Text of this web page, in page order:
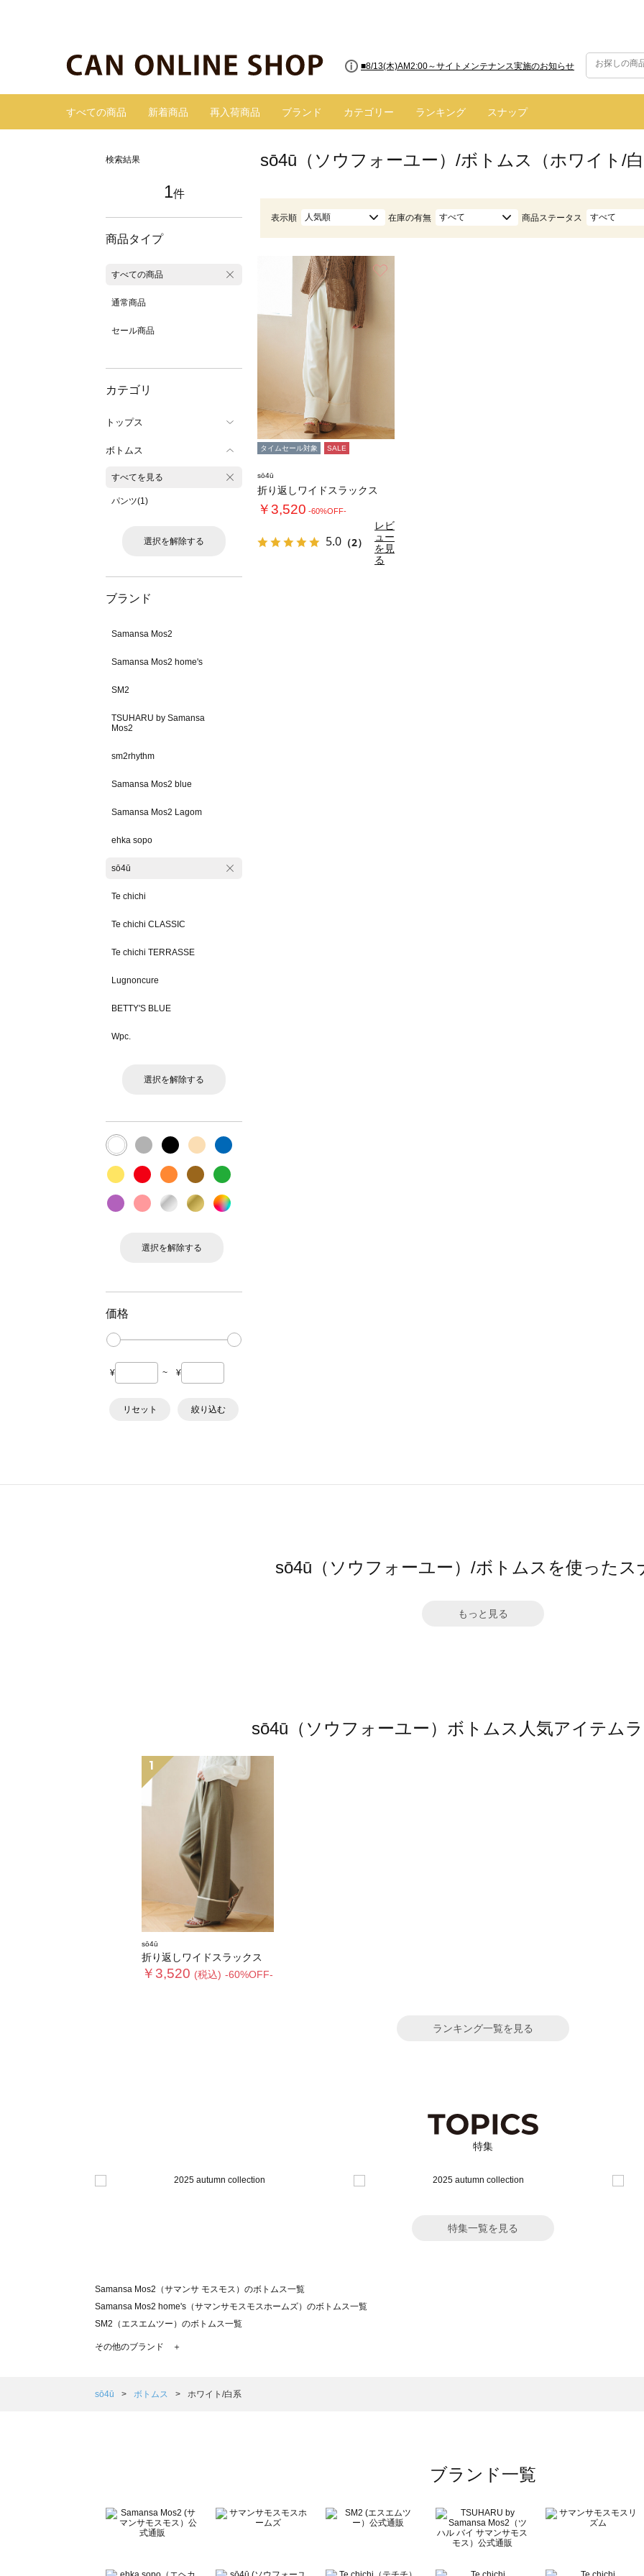
■8/13(木)AM2:00～サイトメンテナンス実施のお知らせ
すべての商品 新着商品 再入荷商品 ブランド カテゴリー ランキング スナップ
検索結果
1件
商品タイプ
すべての商品
通常商品
セール商品
カテゴリ
トップス
ボトムス
すべてを見る
パンツ(1)
選択を解除する
ブランド
Samansa Mos2
Samansa Mos2 home's
SM2
TSUHARU by Samansa
Mos2
sm2rhythm
Samansa Mos2 blue
Samansa Mos2 Lagom
ehka sopo
sō4ū
Te chichi
Te chichi CLASSIC
Te chichi TERRASSE
Lugnoncure
BETTY'S BLUE
Wpc.
選択を解除する
選択を解除する
価格
¥ ~ ¥
リセット 絞り込む
sō4ū（ソウフォーユー）/ボトムス（ホワイト/
表示順 人気順 在庫の有無 すべて 商品ステータス すべて
タイムセール対象 SALE
sō4ū
折り返しワイドスラックス
￥3,520 -60%OFF-
5.0 （2）
レビ
ュー
を見
る
sō4ū（ソウフォーユー）/ボトムスを使ったス
もっと見る
sō4ū（ソウフォーユー）ボトムス人気アイテム
1
sō4ū
折り返しワイドスラックス
￥3,520 (税込) -60%OFF-
ランキング一覧を見る
特集
特集一覧を見る
Samansa Mos2（サマンサ モスモス）のボトムス一覧
Samansa Mos2 home's（サマンサモスモスホームズ）のボトムス一覧
SM2（エスエムツー）のボトムス一覧
TSUHARU by Samansa Mos2（ツハルバイサマンサモスモス）のボトムス一覧
Samansa Mos2 Lagom（サマンサモスモス ラーゴム）のボトムス一覧
BETTY'S BLUE（べティーズブルー）のボトムス一覧
Wpc.（ワールドパーティー）のボトムス一覧
その他のブランド ＋
sō4ū ボトムス ホワイト/白系
ブランド一覧